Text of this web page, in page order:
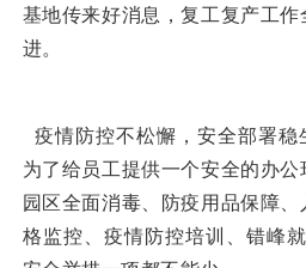
基地传来好消息，复工复产工作
进。
疫情防控不松懈，安全部署稳
为了给员工提供一个安全的办公
园区全面消毒、防疫用品保障、
格监控、疫情防控培训、错峰